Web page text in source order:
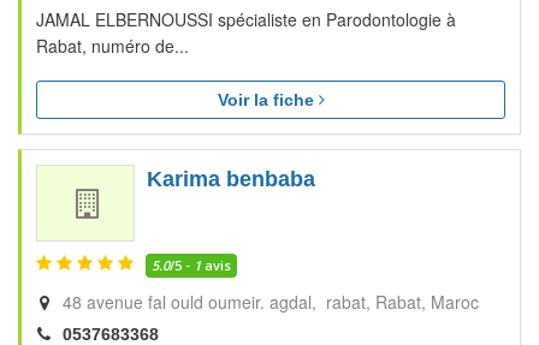
JAMAL ELBERNOUSSI spécialiste en Parodontologie à
Rabat, numéro de...
Voir la fiche
Karima benbaba
5.0/5 - 1 avis
48 avenue fal ould oumeir. agdal, rabat Rabat Maroc
0537683368